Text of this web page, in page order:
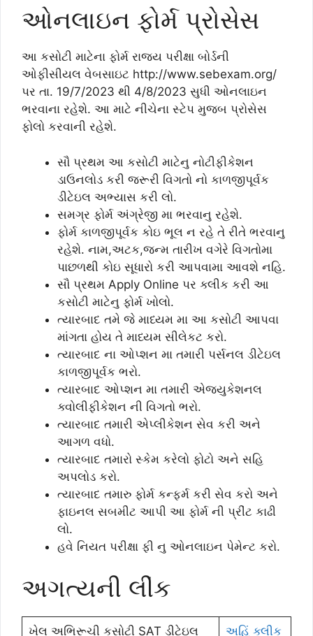
ઓનલાઇન ફોર્મ પ્રોસેસ
આ કસોટી માટેના ફોર્મ રાજય પરીક્ષા બોર્ડની
ઓફીસીયલ વેબસાઇટ http://www.sebexam.org/
પર તા. 19/7/2023 થી 4/8/2023 સુધી ઓનલાઇન
ભરવાના રહેશે. આ માટે નીચેના સ્ટેપ મુજબ પ્રોસેસ
ફોલો કરવાની રહેશે.
સૌ પ્રથમ આ કસોટી માટેનુ નોટીફીકેશન
ડાઉનલોડ કરી જરૂરી વિગતો નો કાળજીપૂર્વક
ડીટેઇલ અભ્યાસ કરી લો.
સમગ્ર ફોર્મ અંગ્રેજી મા ભરવાનુ રહેશે.
ફોર્મ કાળજીપૂર્વક કોઇ ભૂલ ન રહે તે રીતે ભરવાનુ
રહેશે. નામ,અટક,જન્મ તારીખ વગેરે વિગતોમા
પાછળથી કોઇ સૂધારો કરી આપવામા આવશે નહિ.
સૌ પ્રથમ Apply Online પર ક્લીક કરી આ
કસોટી માટેનુ ફોર્મ ખોલો.
ત્યારબાદ તમે જે માધ્યમ મા આ કસોટી આપવા
માંગતા હોય તે માધ્યમ સીલેકટ કરો.
ત્યારબાદ ના ઓપ્શન મા તમારી પર્સનલ ડીટેઇલ
કાળજીપૂર્વક ભરો.
ત્યારબાદ ઓપ્શન મા તમારી એજયુકેશનલ
ક્વોલીફીકેશન ની વિગતો ભરો.
ત્યારબાદ તમારી એપ્લીકેશન સેવ કરી અને
આગળ વધો.
ત્યારબાદ તમારો સ્કેમ કરેલો ફોટો અને સહિ
અપલોડ કરો.
ત્યારબાદ તમારુ ફોર્મ કન્ફર્મ કરી સેવ કરો અને
ફાઇનલ સબમીટ આપી આ ફોર્મ ની પ્રીંટ કાઢી
લો.
હવે નિયત પરીક્ષા ફી નુ ઓનલાઇન પેમેન્ટ કરો.
અગત્યની લીંક
ખેલ અભિરૂચી કસોટી SAT ડીટેઇલ અહિં ક્લીક